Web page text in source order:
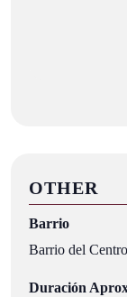
OTHER
Barrio
Barrio del
Duración